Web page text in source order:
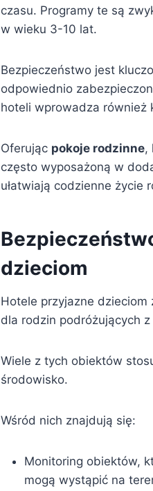
czasu. Programy te są
w wieku 3-10 lat.
Bezpieczeństwo jest
odpowiednio
hoteli wprowadza również
Oferując pokoje rodzinne,
często wyposażoną w
ułatwiają codzienne życie
dzieciom
Hotele przyjazne
dla rodzin podróżujących z
Wiele z tych obiektów
środowisko.
Wśród nich znajdują się:
Monitoring obiektów,
mogą wystąpić na